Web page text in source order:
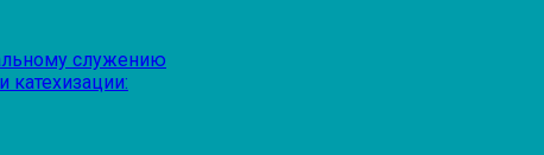
служению
катехизации: